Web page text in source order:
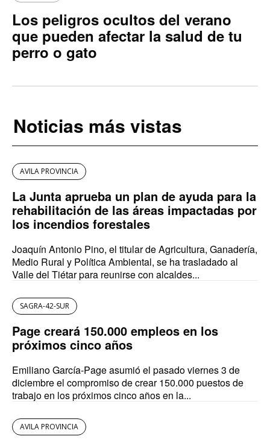
Los peligros ocultos del verano
que pueden afectar la salud de tu
perro o gato
Noticias más vistas
AVILA PROVINCIA
La Junta aprueba un plan de ayuda para la
rehabilitación de las áreas impactadas por
los incendios forestales
Joaquín Antonio Pino, el titular de Agricultura, Ganadería,
Medio Rural y Política Ambiental, se ha trasladado al
Valle del Tiétar para reunirse con alcaldes...
SAGRA-42-SUR
Page creará 150.000 empleos en los
próximos cinco años
Emiliano García-Page asumió el pasado viernes 3 de
diciembre el compromiso de crear 150.000 puestos de
trabajo en los próximos cinco años en la...
AVILA PROVINCIA